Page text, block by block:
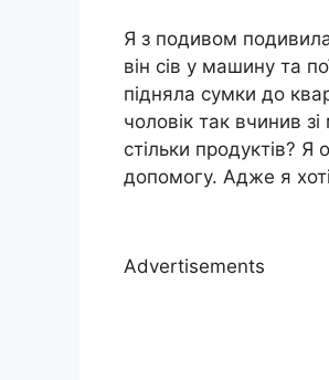
Я з подивом
він сів у машину та
підняла сумки до
чоловік так вчинив
стільки продуктів?
допомогу. Адже я
Advertisements